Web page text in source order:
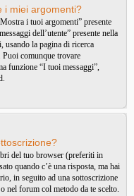
i miei argomenti?
i tuoi argomenti” presente
dell’utente” presente nella
usando la pagina di ricerca
Puoi comunque trovare
funzione “I tuoi messaggi”,
del tuo browser (preferiti in
quando c’è una risposta, ma hai
in seguito ad una sottoscrizione
nel forum col metodo da te scelto.